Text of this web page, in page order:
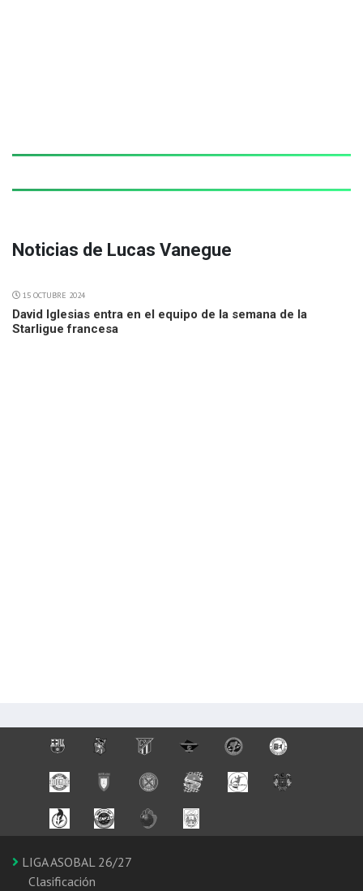
Noticias de Lucas Vanegue
15 OCTUBRE 2024
David Iglesias entra en el equipo de la semana de la
Starligue francesa
LIGA ASOBAL 26/27
Clasificación